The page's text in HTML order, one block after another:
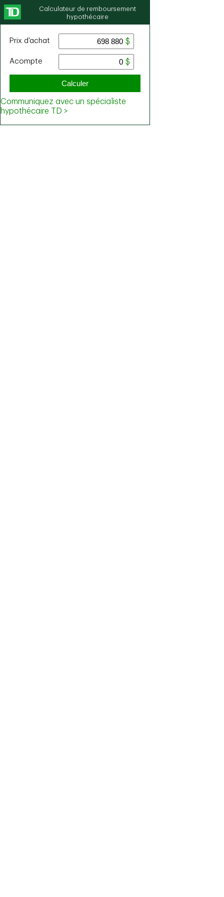
Calculateur de remboursement
hypothécaire
Prix ​​d'achat
Acompte
Calculer
Communiquez avec un spécialiste
hypothécaire TD >